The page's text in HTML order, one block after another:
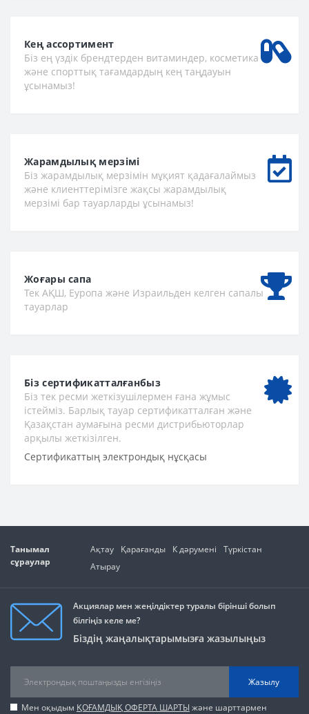
Кең ассортимент
Біз ең үздік брендтерден витаминдер, косметика
және спорттық тағамдардың кең таңдауын
ұсынамыз!
Жарамдылық мерзімі
Біз жарамдылық мерзімін мұқият қадағалаймыз
және клиенттерімізге жақсы жарамдылық
мерзімі бар тауарларды ұсынамыз!
Жоғары сапа
Тек АҚШ, Еуропа және Израильден келген сапалы
тауарлар
Біз сертификатталғанбыз
Біз тек ресми жеткізушілермен ғана жұмыс
істейміз. Барлық тауар сертификатталған және
Қазақстан аумағына ресми дистрибьюторлар
арқылы жеткізілген.
Сертификаттың электрондық нұсқасы
Танымал
сұраулар
Ақтау Қарағанды К дәрумені
Түркістан
Атырау
Акциялар мен жеңілдіктер туралы бірінші болып
білгіңіз келе ме?
Біздің жаңалықтарымызға жазылыңыз
Жазылу
Мен оқыдым ҚОҒАМДЫҚ ОФЕРТА ШАРТЫ және шарттармен